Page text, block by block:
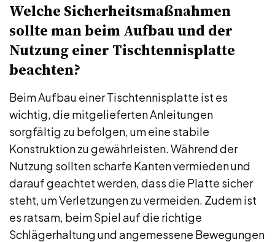
Welche Sicherheitsmaßnahmen
sollte man beim Aufbau und der
Nutzung einer Tischtennisplatte
beachten?
Beim Aufbau einer Tischtennisplatte ist es
wichtig, die mitgelieferten Anleitungen
sorgfältig zu befolgen, um eine stabile
Konstruktion zu gewährleisten. Während der
Nutzung sollten scharfe Kanten vermieden und
darauf geachtet werden, dass die Platte sicher
steht, um Verletzungen zu vermeiden. Zudem ist
es ratsam, beim Spiel auf die richtige
Schlägerhaltung und angemessene Bewegungen